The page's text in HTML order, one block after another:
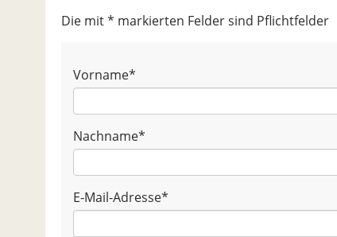
Die mit * markierten Felder sind Pflichtfelder
Vorname*
Nachname*
E-Mail-Adresse*